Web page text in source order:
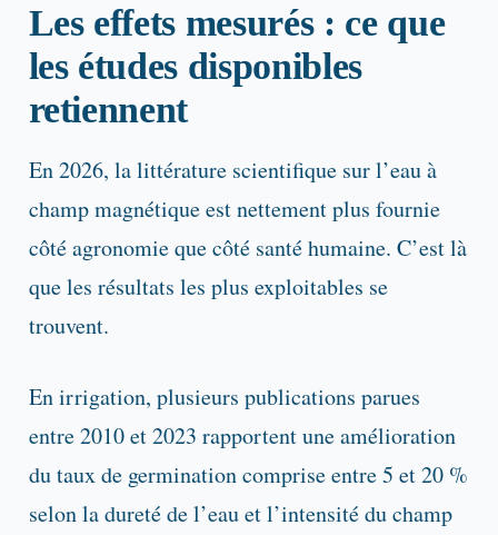
Les effets mesurés : ce que
les études disponibles
retiennent
En 2026, la littérature scientifique sur l’eau à
champ magnétique est nettement plus fournie
côté agronomie que côté santé humaine. C’est là
que les résultats les plus exploitables se
trouvent.
En irrigation, plusieurs publications parues
entre 2010 et 2023 rapportent une amélioration
du taux de germination comprise entre 5 et 20 %
selon la dureté de l’eau et l’intensité du champ